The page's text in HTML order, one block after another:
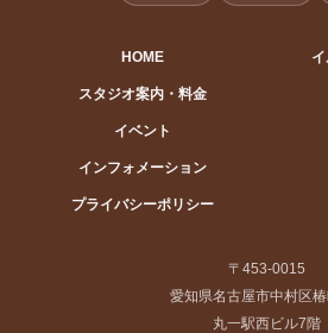
HOME
スタジオ案内・料金
イベント
インフォメーション
プライバシーポリシー
〒453-0015
愛知県名古屋市中村区
丸一駅西ビル7階